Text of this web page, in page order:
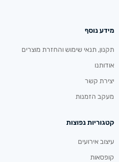
מידע נוסף
תקנון, תנאי שימוש והחזרת מוצרים
אודותנו
יצירת קשר
מעקב הזמנות
קטגוריות נפוצות
עיצוב אירועים
קופסאות